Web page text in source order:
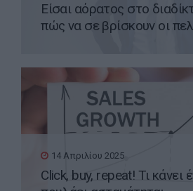
Είσαι αόρατος στο
πώς να σε βρίσκουν οι
14 Απριλίου 2025
Click, buy, repeat! Τι κάνει